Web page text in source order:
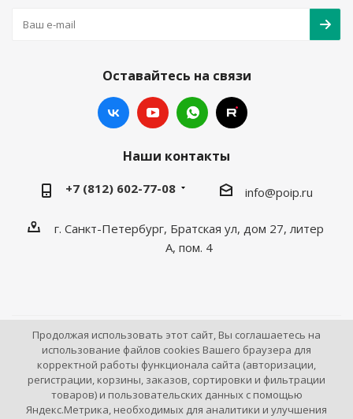
Оставайтесь на связи
Наши контакты
+7 (812) 602-77-08 info@poip.ru
г. Санкт-Петербург, Братская ул, дом 27, литер
А, пом. 4
2009 - 2026 © Промышленное оборудование Интернет
портал.
195043, г. Санкт-Петербург, Братская ул, дом 27, литер
А, пом. 4
Продолжая использовать этот сайт, Вы соглашаетесь на
использование файлов cookies Вашего браузера для
корректной работы функционала сайта (авторизации,
регистрации, корзины, заказов, сортировки и фильтрации
товаров) и пользовательских данных с помощью
Яндекс.Метрика, необходимых для аналитики и улучшения